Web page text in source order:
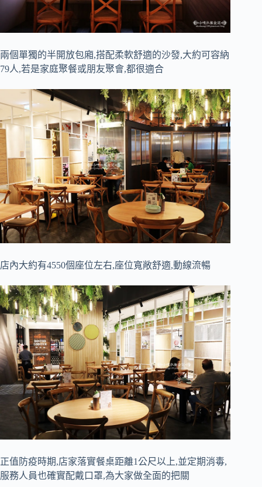
兩個單獨的半開放包廂,搭配柔軟舒適的沙發,大約可容納
79人,若是家庭聚餐或朋友聚會,都很適合
店內大約有4550個座位左右,座位寬敞舒適,動線流暢
正值防疫時期,店家落實餐桌距離1公尺以上,並定期消毒,
服務人員也確實配戴口罩,為大家做全面的把關